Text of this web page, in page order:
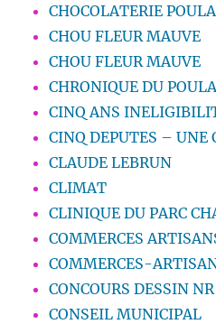
CHOCOLATERIE
CHOU FLEUR MAUVE
CHOU FLEUR MAUVE
CHRONIQUE DU
CINQ ANS
CINQ DEPUTES – UNE
CLAUDE LEBRUN
CLIMAT
CLINIQUE DU PARC
COMMERCES
COMMERCES-
CONCOURS DESSIN NR
CONSEIL MUNICIPAL